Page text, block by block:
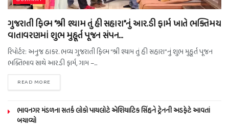
ગુજરાતી ફિલ્મ “શ્રી શ્યામ તું હી સહારા”નું આર.ડી ફાર્મ ખાતે ભક્તિમય
વાતાવરણમાં શુભ મુહૂર્ત પૂજન સંપન…
રિપોર્ટર: અનુજ ઠાકર. ભવ્ય ગુજરાતી ફિલ્મ “શ્રી શ્યામ તું હી સહારા”નું શુભ મુહૂર્ત પૂજન
ભક્તિભાવ સાથે આર.ડી ફાર્મ, ગામ –...
READ MORE
ભાવનગર મંડળના સતર્ક લોકો પાયલોટે એશિયાટિક સિંહને ટ્રેનની અડફેટે આવતાં
બચાવ્યો